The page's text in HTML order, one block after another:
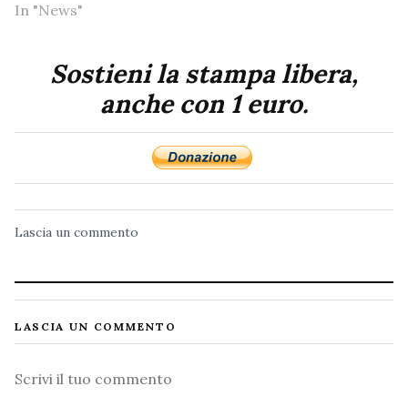
In "News"
Sostieni la stampa libera,
anche con 1 euro.
Lascia un commento
LASCIA UN COMMENTO
Commento